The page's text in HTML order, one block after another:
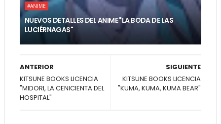
#ANIME
NUEVOS DETALLES DEL ANIME "LA BODA DE LAS
LUCIÉRNAGAS"
SIGUIENTE
KITSUNE BOOKS LICENCIA
"KUMA, KUMA, KUMA BEAR"
ANTERIOR
KITSUNE BOOKS LICENCIA
"MIDORI, LA CENICIENTA DEL
HOSPITAL"